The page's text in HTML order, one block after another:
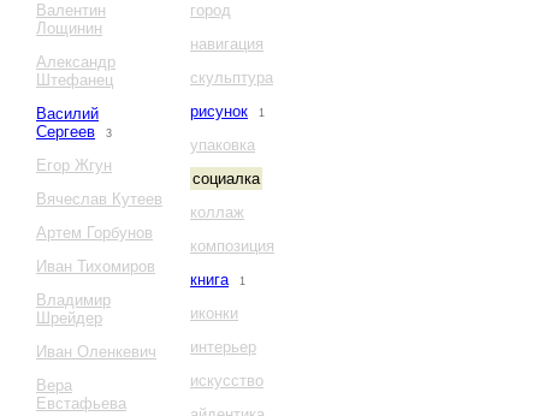
Валентин
Лощинин
Александр
Штефанец
Василий
Сергеев
3
Егор Жгун
Вячеслав Кутеев
Артем Горбунов
Иван Тихомиров
Владимир
Шрейдер
Иван Оленкевич
Вера
Евстафьева
город
навигация
скульптура
рисунок
1
упаковка
социалка
коллаж
композиция
книга
1
иконки
интерьер
искусство